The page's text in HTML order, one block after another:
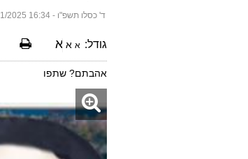
ד' כסלו תשפ"ו - 16:34 24/11/2025
גודל: א א א
אהבתם? שתפו